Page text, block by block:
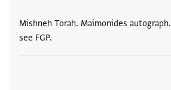
Mishneh Torah. Maimonides
see FGP.